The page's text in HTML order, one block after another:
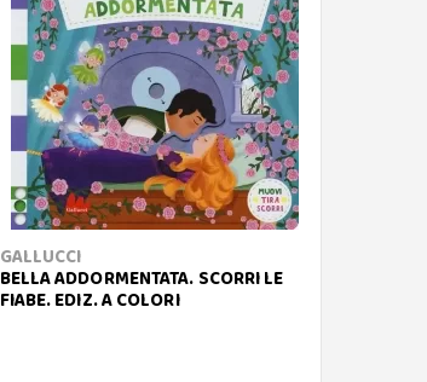
GALLUCCI
BELLA ADDORMENTATA. SCORRI LE
FIABE. EDIZ. A COLORI